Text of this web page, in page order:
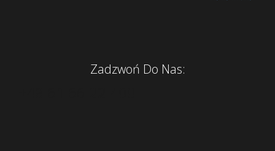
Zadzwoń Do Nas: